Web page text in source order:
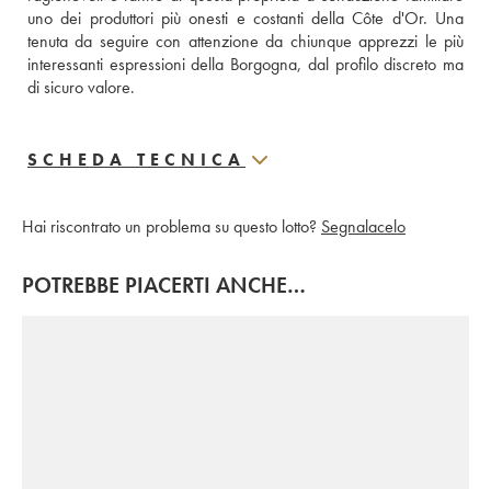
uno dei produttori più onesti e costanti della Côte d'Or. Una
tenuta da seguire con attenzione da chiunque apprezzi le più
interessanti espressioni della Borgogna, dal profilo discreto ma
di sicuro valore.
SCHEDA TECNICA
Hai riscontrato un problema su questo lotto? Segnalacelo
POTREBBE PIACERTI ANCHE…